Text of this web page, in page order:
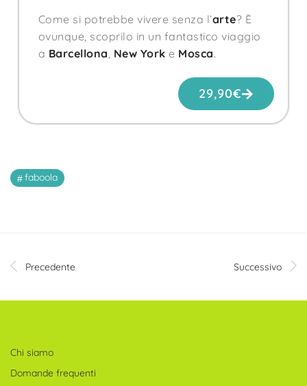
Come si potrebbe vivere senza l’arte? È
ovunque, scoprilo in un fantastico viaggio
a Barcellona, New York e Mosca.
29,90€
faboola
Precedente Successivo
Chi siamo
Domande frequenti